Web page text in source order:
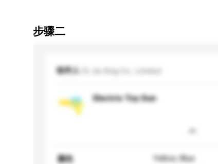
步骤二
收件人 Di Jia Xing Co., Limited
Electric Toy Gun
颜色
Yellow, Blue